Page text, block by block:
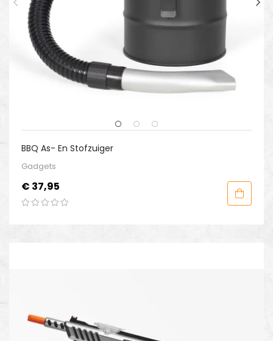
BBQ As- En Stofzuiger
Gadgets
Prijs
€ 37,95